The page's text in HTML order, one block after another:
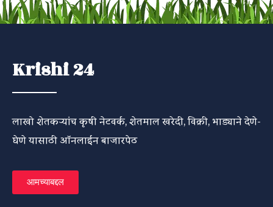
Krishi 24
लाखो शेतकऱ्यांच कृषी नेटवर्क, शेतमाल खरेदी, विक्री, भाड्याने देणे-
घेणे यासाठी ऑनलाईन बाजारपेठ
आमच्याबद्दल